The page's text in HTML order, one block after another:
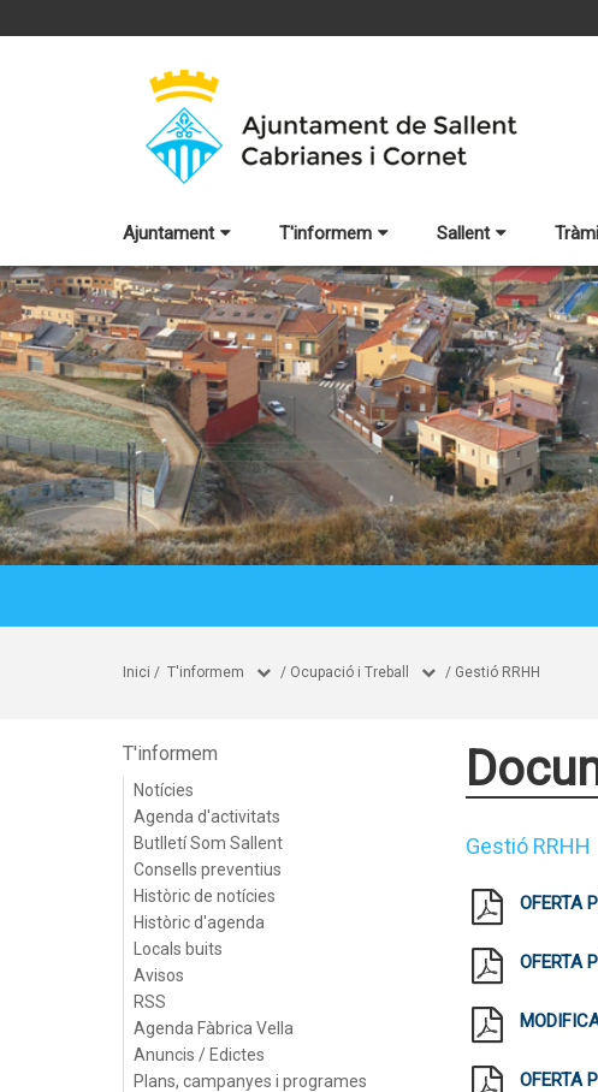
Ajuntament T'informem Sallent
Inici / T'informem / Ocupació i Treball / Gestió RRHH
T'informem
Notícies
Agenda d'activitats
Butlletí Som Sallent
Consells preventius
Històric de notícies
Històric d'agenda
Locals buits
Avisos
RSS
Agenda Fàbrica Vella
Anuncis / Edictes
Plans, campanyes i programes
Gestió RRHH
OFERTA
OFERTA
OFERTA